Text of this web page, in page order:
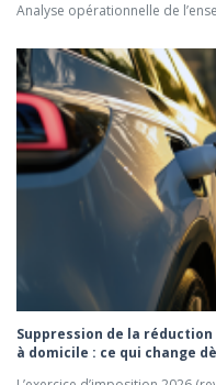
Analyse opérationnelle de
Suppression de la
à domicile : ce qui change